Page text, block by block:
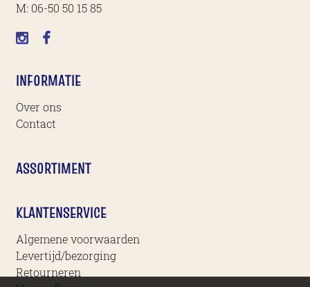
M: 06-50 50 15 85
INFORMATIE
Over ons
Contact
ASSORTIMENT
KLANTENSERVICE
Algemene voorwaarden
Levertijd/bezorging
Retourneren